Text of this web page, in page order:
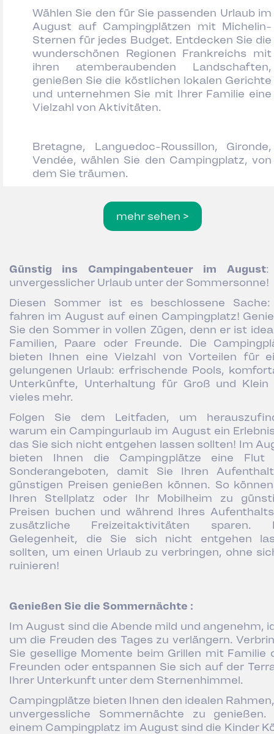
Wählen Sie den für Sie passenden Urlaub im
August auf Campingplätzen mit Michelin-
Sternen für jedes Budget. Entdecken Sie die
wunderschönen Regionen Frankreichs mit
ihren atemberaubenden Landschaften,
genießen Sie die köstlichen lokalen Gerichte
und unternehmen Sie mit Ihrer Familie eine
Vielzahl von Aktivitäten.
Bretagne, Languedoc-Roussillon, Gironde,
Vendée, wählen Sie den Campingplatz, von
dem Sie träumen.
mehr sehen >
Günstig ins Campingabenteuer im August:
unvergesslicher Urlaub unter der Sommersonne!
Diesen Sommer ist es beschlossene
fahren im August auf einen Campingplatz!
Sie den Sommer in vollen Zügen, denn er ist
Familien, Paare oder Freunde. Die
bieten Ihnen eine Vielzahl von Vorteilen für
gelungenen Urlaub: erfrischende Pools,
Unterkünfte, Unterhaltung für Groß und Klein
vieles mehr.
Folgen Sie dem Leitfaden, um
warum ein Campingurlaub im August ein
das Sie sich nicht entgehen lassen sollten! Im
bieten Ihnen die Campingplätze eine Flut
Sonderangeboten, damit Sie Ihren
günstigen Preisen genießen können. So
Ihren Stellplatz oder Ihr Mobilheim zu
Preisen buchen und während Ihres
zusätzliche Freizeitaktivitäten sparen.
Gelegenheit, die Sie sich nicht entgehen
sollten, um einen Urlaub zu verbringen, ohne
ruinieren!
Genießen Sie die Sommernächte :
Im August sind die Abende mild und angenehm,
um die Freuden des Tages zu verlängern.
Sie gesellige Momente beim Grillen mit Familie
Freunden oder entspannen Sie sich auf der
Ihrer Unterkunft unter dem Sternenhimmel.
Campingplätze bieten Ihnen den idealen
unvergessliche Sommernächte zu genießen.
einem Campingplatz im August sind die Kinder